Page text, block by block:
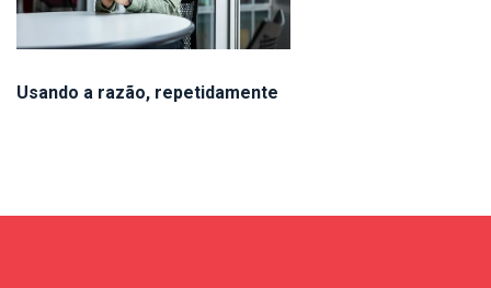
Usando a razão, repetidamente